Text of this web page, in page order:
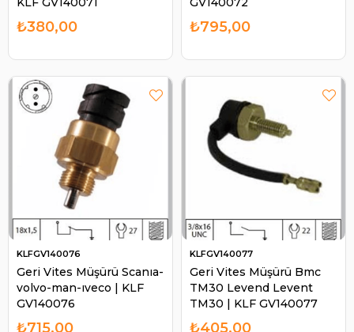
₺380,00 ₺795,00
Geri Vites Müşürü Scanıa-
volvo-man-ıveco | KLF
GV140076
KLFGV140076
₺715,00
Geri Vites Müşürü Bmc
TM30 Levend Levent
TM30 | KLF GV140077
KLFGV140077
₺405,00